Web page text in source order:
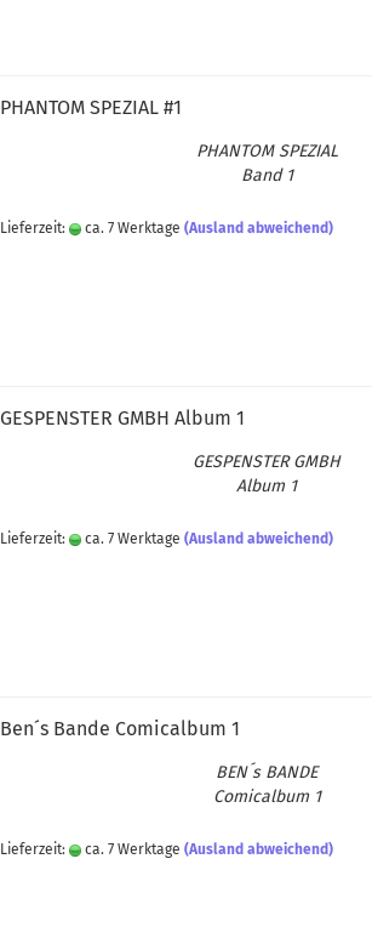
PHAN­TOM SPE­ZI­AL #1
PHAN­TOM SPE­ZI­AL
Band 1
Lieferzeit: ca. 7 Werktage (Ausland abweichend)
GE­SPENS­TER GMBH Album 1
GE­SPENS­TER GMBH
Album 1
Lieferzeit: ca. 7 Werktage (Ausland abweichend)
Ben´s Bande Co­mic­al­bum 1
BEN´s BANDE
Co­mic­al­bum 1
Lieferzeit: ca. 7 Werktage (Ausland abweichend)